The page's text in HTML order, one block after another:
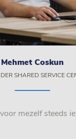
Mehmet Coskun
SHARED SERVICE
mezelf steeds